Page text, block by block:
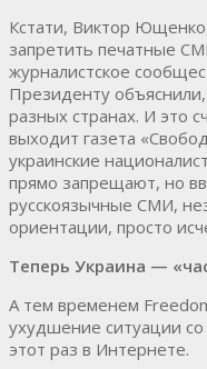
Кстати, Виктор
запретить печатные
журналистское
Президенту
разных странах. И это
выходит газета
украинские
прямо запрещают, но
русскоязычные СМИ,
ориентации, просто
Теперь Украина —
А тем временем
ухудшение ситуации
этот раз в Интернете.